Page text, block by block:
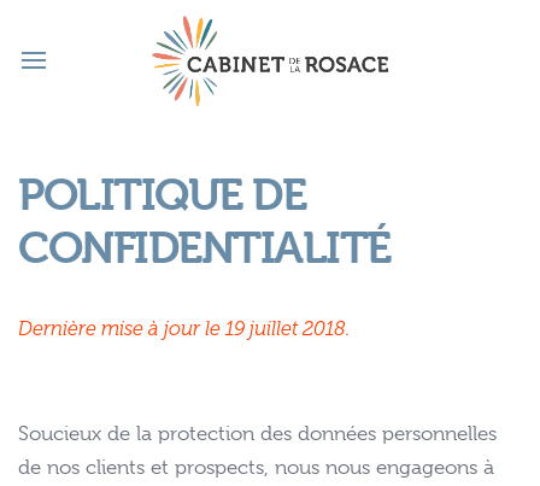
POLITIQUE DE
CONFIDENTIALITÉ
Dernière mise à jour le 19 juillet 2018.
Soucieux de la protection des données personnelles
de nos clients et prospects, nous nous engageons à